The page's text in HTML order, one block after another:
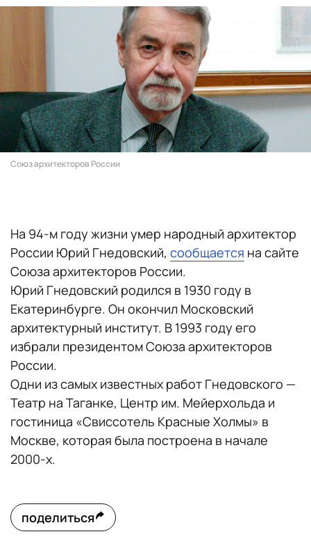
Союз архитекторов России
На 94-м году жизни умер народный архитектор
России Юрий Гнедовский, сообщается на сайте
Союза архитекторов России.
Юрий Гнедовский родился в 1930 году в
Екатеринбурге. Он окончил Московский
архитектурный институт. В 1993 году его
избрали президентом Союза архитекторов
России.
Одни из самых известных работ Гнедовского —
Театр на Таганке, Центр им. Мейерхольда и
гостиница «Свиссотель Красные Холмы» в
Москве, которая была построена в начале
2000-х.
поделиться